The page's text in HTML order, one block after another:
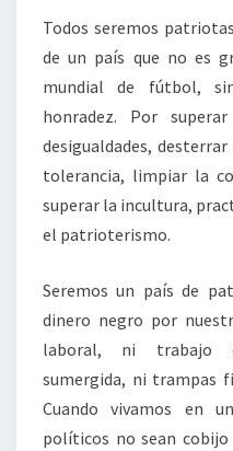
Todos seremos
de un país que no es
mundial de fútbol,
honradez. Por
desigualdades,
tolerancia, limpiar la
superar la incultura,
el patrioterismo.
Seremos un país de
dinero negro por
laboral, ni trabajo
sumergida, ni trampas
Cuando vivamos en
políticos no sean